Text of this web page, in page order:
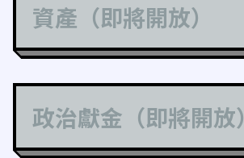
資產（即將開放）
政治獻金（即將開放）